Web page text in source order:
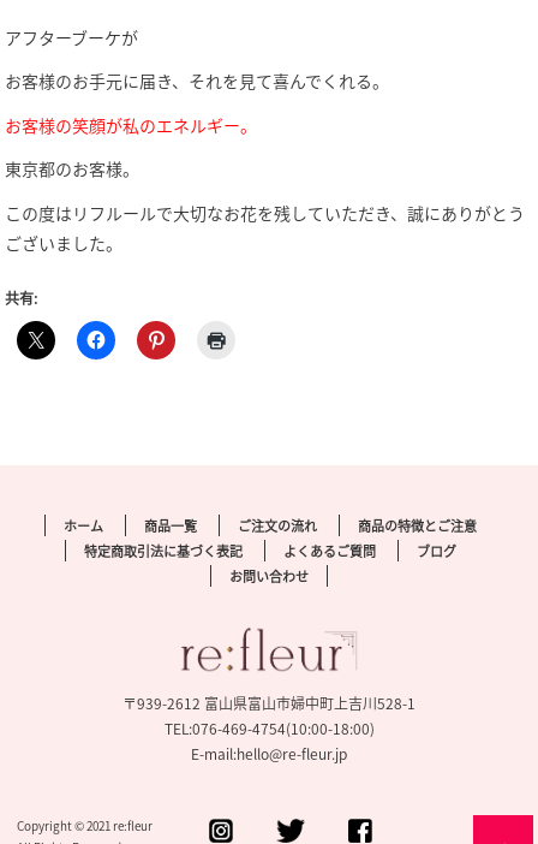
アフターブーケが
お客様のお手元に届き、それを見て喜んでくれる。
お客様の笑顔が私のエネルギー。
東京都のお客様。
この度はリフルールで大切なお花を残していただき、誠にありがとう
ございました。
共有:
ホーム 商品一覧 ご注文の流れ
商品の特徴とご注意
特定商取引法に基づく表記
よくあるご質問
ブログ
お問い合わせ
〒939-2612 富山県富山市婦中町上吉川528-1
TEL:076-469-4754(10:00-18:00)
E-mail:hello@re-fleur.jp
Copyright © 2021 re:fleur